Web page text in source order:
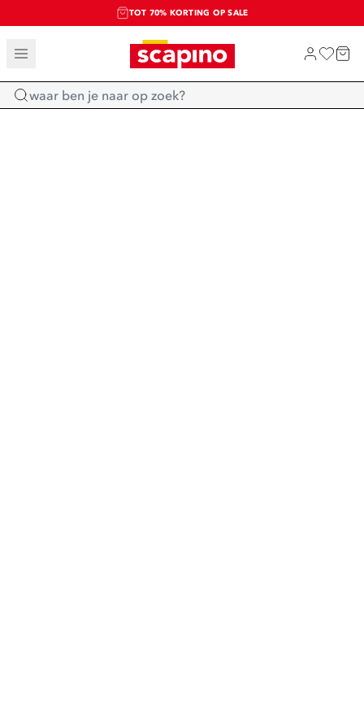
TOT 70% KORTING OP SALE
SALE: LAATSTE KANS!
SHOP NIEUW
Home